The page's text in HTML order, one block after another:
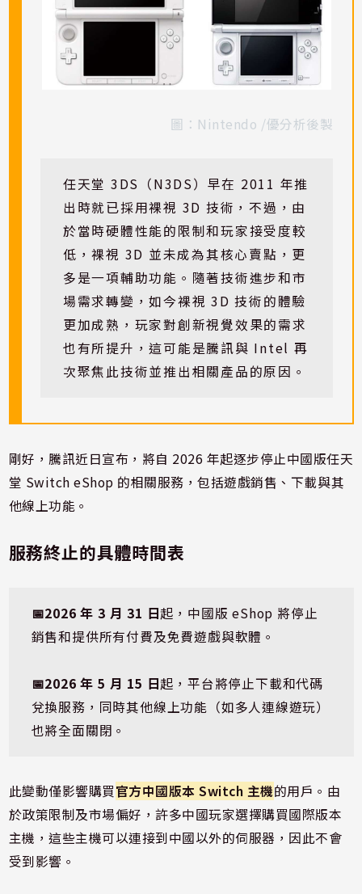
圖：Nintendo /優分析後製
任天堂 3DS（N3DS）早在 2011 年推
出時就已採用裸視 3D 技術，不過，由
於當時硬體性能的限制和玩家接受度較
低，裸視 3D 並未成為其核心賣點，更
多是一項輔助功能。隨著技術進步和市
場需求轉變，如今裸視 3D 技術的體驗
更加成熟，玩家對創新視覺效果的需求
也有所提升，這可能是騰訊與 Intel 再
次聚焦此技術並推出相關產品的原因。
剛好，騰訊近日宣布，將自 2026 年起逐步停止中國版任天
堂 Switch eShop 的相關服務，包括遊戲銷售、下載與其
他線上功能。
服務終止的具體時間表
📅2026 年 3 月 31 日起，中國版 eShop 將停止
銷售和提供所有付費及免費遊戲與軟體。
📅2026 年 5 月 15 日起，平台將停止下載和代碼
兌換服務，同時其他線上功能（如多人連線遊玩）
也將全面關閉。
此變動僅影響購買官方中國版本 Switch 主機的用戶。由
於政策限制及市場偏好，許多中國玩家選擇購買國際版本
主機，這些主機可以連接到中國以外的伺服器，因此不會
受到影響。